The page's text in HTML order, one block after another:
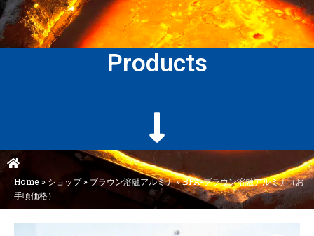
Products
Home »ショップ» ブラウン溶融アルミナ»BFA-ブラウン溶融アルミナ（お
手頃価格）